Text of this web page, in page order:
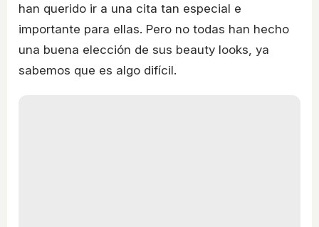
han querido ir a una cita tan especial e
importante para ellas. Pero no todas han hecho
una buena elección de sus beauty looks, ya
sabemos que es algo difícil.